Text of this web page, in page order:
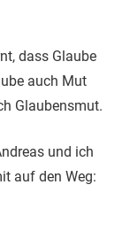
dass Glaube
auch Mut
Glaubensmut.
und ich
auf den Weg: